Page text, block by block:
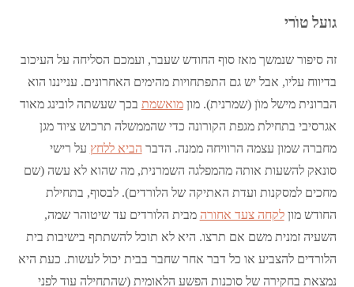
גועל טורי
זה סיפור שנמשך מאז סוף החודש שעבר, ועמכם הסליחה על העיכוב
בדיווח עליו, אבל יש גם התפתחויות מהימים האחרונים. ענייננו הוא
הברונית מישל מוֺן (שמרנית). מוןמואשמת בכך שעשתה לובינג מאוד
אגרסיבי בתחילת מגפת הקורונה כדי שהממשלה תרכוש ציוד מגן
מחברה שמון עצמה הרוויחה ממנה. הדבר הביא ללחץ על רישי
סונאק להשעות אותה מהמפלגה השמרנית, מה שהוא לא עשה (שם
מחכים למסקנות ועדת האתיקה של הלורדים). לבסוף, בתחילת
החודש מוןלקחה צעד אחורה מבית הלורדים עד שיטוהר שמה,
השעיה זמנית משם אם תרצו. היא לא תוכל להשתתף בישיבות בית
הלורדים להצביע או כל דבר אחר שחבר בבית יכול לעשות. כעת היא
נמצאת בחקירה של סוכנות הפשע הלאומית (שהתחילה עוד לפני